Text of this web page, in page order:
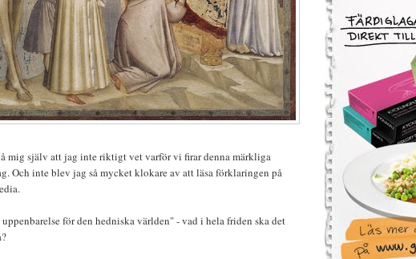
mig själv att jag inte riktigt vet varför vi firar denna märkliga
Och inte blev jag så mycket klokare av att läsa förklaringen på
för den hedniska världen" - vad i hela friden ska det